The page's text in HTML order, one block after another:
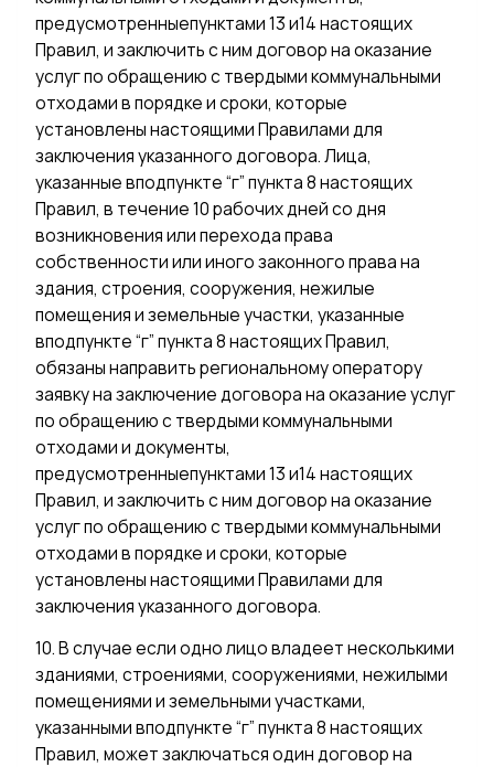
предусмотренныепунктами 13 и14 настоящих
Правил, и заключить с ним договор на оказание
услуг по обращению с твердыми коммунальными
отходами в порядке и сроки, которые
установлены настоящими Правилами для
заключения указанного договора. Лица,
указанные вподпункте “г” пункта 8 настоящих
Правил, в течение 10 рабочих дней со дня
возникновения или перехода права
собственности или иного законного права на
здания, строения, сооружения, нежилые
помещения и земельные участки, указанные
вподпункте “г” пункта 8 настоящих Правил,
обязаны направить региональному оператору
заявку на заключение договора на оказание услуг
по обращению с твердыми коммунальными
отходами и документы,
предусмотренныепунктами 13 и14 настоящих
Правил, и заключить с ним договор на оказание
услуг по обращению с твердыми коммунальными
отходами в порядке и сроки, которые
установлены настоящими Правилами для
заключения указанного договора.
10. В случае если одно лицо владеет несколькими
зданиями, строениями, сооружениями, нежилыми
помещениями и земельными участками,
указанными вподпункте “г” пункта 8 настоящих
Правил, может заключаться один договор на